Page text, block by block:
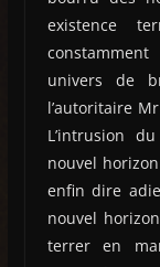
existence
univers de
l’autoritaire
L’intrusion
nouvel
enfin dire
nouvel
terrer en